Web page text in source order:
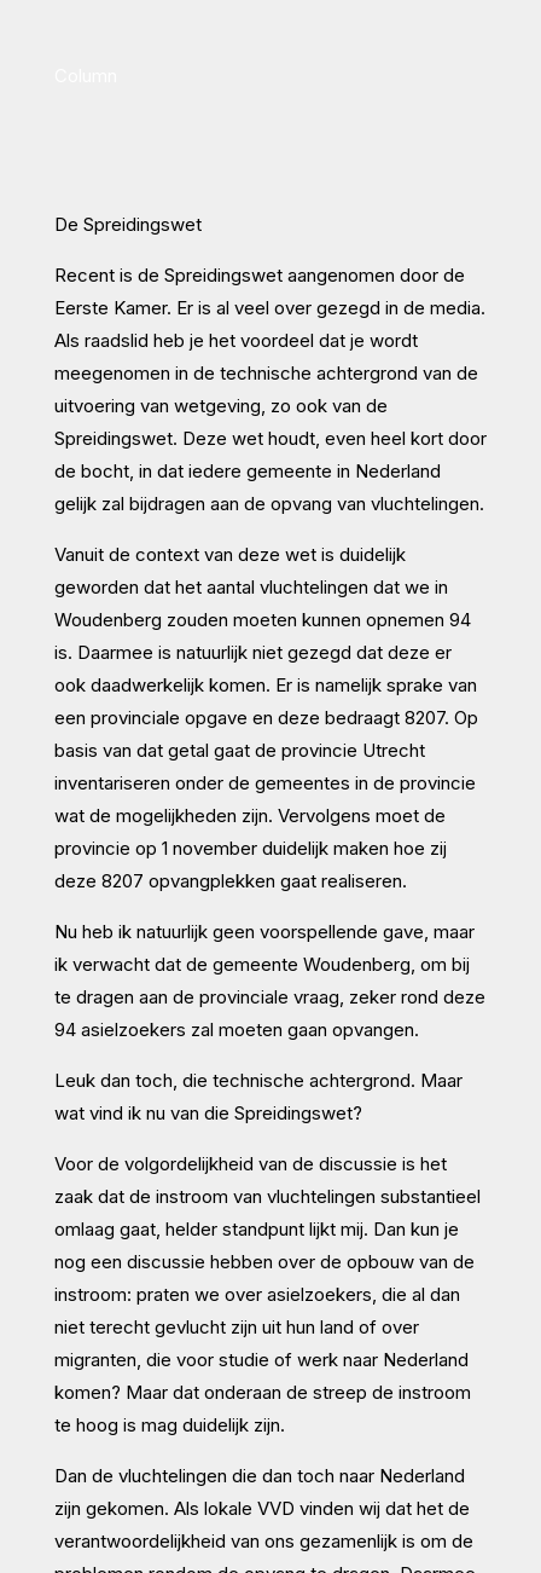
De Spreidingswet
Recent is de Spreidingswet aangenomen door de
Eerste Kamer. Er is al veel over gezegd in de media.
Als raadslid heb je het voordeel dat je wordt
meegenomen in de technische achtergrond van de
uitvoering van wetgeving, zo ook van de
Spreidingswet. Deze wet houdt, even heel kort door
de bocht, in dat iedere gemeente in Nederland
gelijk zal bijdragen aan de opvang van vluchtelingen.
Vanuit de context van deze wet is duidelijk
geworden dat het aantal vluchtelingen dat we in
Woudenberg zouden moeten kunnen opnemen 94
is. Daarmee is natuurlijk niet gezegd dat deze er
ook daadwerkelijk komen. Er is namelijk sprake van
een provinciale opgave en deze bedraagt 8207. Op
basis van dat getal gaat de provincie Utrecht
inventariseren onder de gemeentes in de provincie
wat de mogelijkheden zijn. Vervolgens moet de
provincie op 1 november duidelijk maken hoe zij
deze 8207 opvangplekken gaat realiseren.
Nu heb ik natuurlijk geen voorspellende gave, maar
ik verwacht dat de gemeente Woudenberg, om bij
te dragen aan de provinciale vraag, zeker rond deze
94 asielzoekers zal moeten gaan opvangen.
Leuk dan toch, die technische achtergrond. Maar
wat vind ik nu van die Spreidingswet?
Voor de volgordelijkheid van de discussie is het
zaak dat de instroom van vluchtelingen substantieel
omlaag gaat, helder standpunt lijkt mij. Dan kun je
nog een discussie hebben over de opbouw van de
instroom: praten we over asielzoekers, die al dan
niet terecht gevlucht zijn uit hun land of over
migranten, die voor studie of werk naar Nederland
komen? Maar dat onderaan de streep de instroom
te hoog is mag duidelijk zijn.
Dan de vluchtelingen die dan toch naar Nederland
zijn gekomen. Als lokale VVD vinden wij dat het de
verantwoordelijkheid van ons gezamenlijk is om de